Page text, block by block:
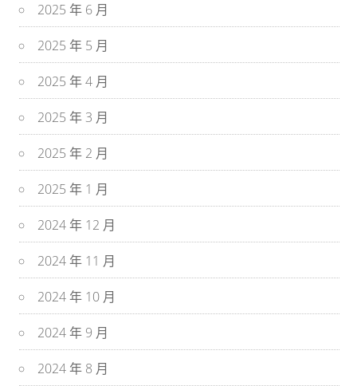
2025 年 6 月
2025 年 5 月
2025 年 4 月
2025 年 3 月
2025 年 2 月
2025 年 1 月
2024 年 12 月
2024 年 11 月
2024 年 10 月
2024 年 9 月
2024 年 8 月